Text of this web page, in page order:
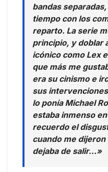
bandas
tiempo con los
reparto. La serie
principio, y doblar
icónico como Lex
que más me
era su cinismo e
sus
lo ponía Michael
estaba inmenso
recuerdo el
cuando me
dejaba de salir…»